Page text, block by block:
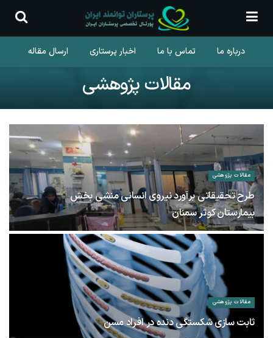
درباره ما تماس با ما اخبار پرستاری ارسال مقاله
مقالات پژوهشی
مقالات پژوهشی
طرح تحقیقاتی برآورد نیروی انسانی منشی بخش
بیمارستان کوثر سمنان
14 مرداد 1402 70
مقالات پژوهشی
ثابت سازی شکستگی دنده در افراد مسن